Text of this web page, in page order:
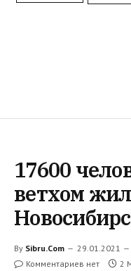
17600
ветхом
By Sibru.Com 29.01.2021
Комментариев нет 2